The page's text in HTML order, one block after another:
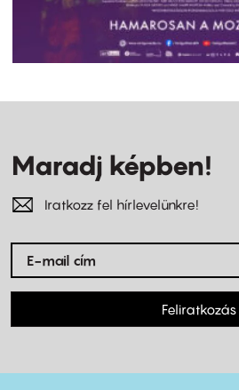
Maradj képben!
Iratkozz fel hírlevelünkre!
Feliratkozás